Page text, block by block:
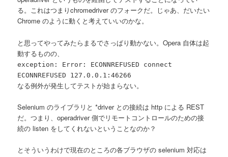
る。これはつまりchromedriver のフォークだ。じゃあ、だいたい
Chrome のように動くと考えていいのかな。
と思ってやってみたらまるでさっぱり動かない。Opera 自体は起
動するものの、
exception: Error: ECONNREFUSED connect
ECONNREFUSED 127.0.0.1:46266
なる例外が発生してテストが始まらない。
Selenium のライブラリと *driver との接続は http による REST
だ。つまり、operadriver 側でリモートコントロールのための接
続の listen をしてくれないということなのか？
とそういうわけで現在のところの各ブラウザの selenium 対応は